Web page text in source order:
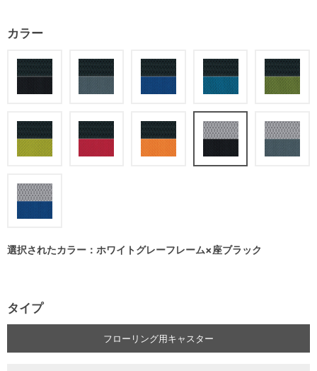
カラー
選択されたカラー：ホワイトグレーフレーム×座ブラック
タイプ
フローリング用キャスター